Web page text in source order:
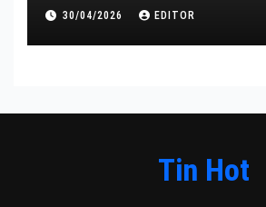
30/04/2026 EDITOR
Tin Hot